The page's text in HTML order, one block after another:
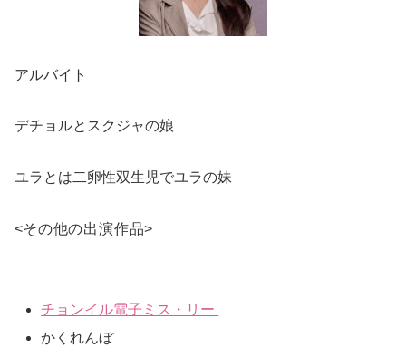
アルバイト
デチョルとスクジャの娘
ユラとは二卵性双生児でユラの妹
<その他の出演作品>
チョンイル電子ミス・リー
かくれんぼ